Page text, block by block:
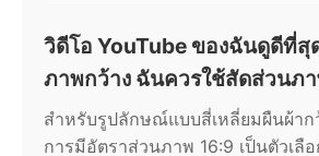
วิดีโอ YouTube ของฉันดูดีที่สุ
ภาพกว้าง ฉันควรใช้สัดส่วนภ
สำหรับรูปลักษณ์แบบสี่เหลี่ยมผืนผ้าก
การมีอัตราส่วนภาพ 16:9 เป็นตัวเลื